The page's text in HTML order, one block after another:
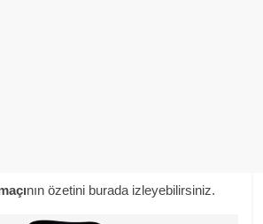
nın özetini burada izleyebilirsiniz.